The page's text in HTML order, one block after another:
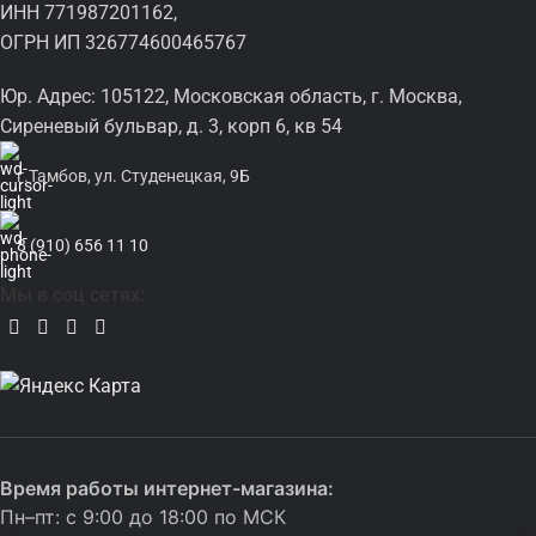
аккумулятор в стандартном отсеке электровелосипеда
Комплектация:
Литий-ионный аккумулятор Kugoo kirin V1 48V 10Ah
Рекомендации по эксплуатации
аккумулятора
Для продления срока службы аккумулятора и сохранения
несколько простых правил:
Не допускайте полного разряда.
или с использованием рекомендованных характеристик.
Избегайте механических повреждений.
ИНН 771987201162,
ОГРН ИП 326774600465767
Юр. Адрес: 105122, Московская область, г. Москва,
Сиреневый бульвар, д. 3, корп 6, кв 54
г.Тамбов, ул. Студенецкая, 9Б
8 (910) 656 11 10
Время работы интернет-магазина:
Пн–пт: с 9:00 до 18:00 по МСК